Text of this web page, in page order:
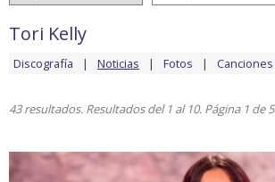
Tori Kelly
Discografía Noticias Fotos Canciones
43 resultados. Resultados del 1 al 10. Página 1 de 5